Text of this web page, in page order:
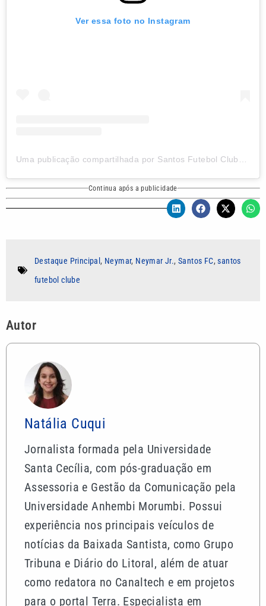
Ver essa foto no Instagram
Uma publicação compartilhada por Santos Futebol Clube (@santosfc)
Continua após a publicidade
Destaque Principal , Neymar, Neymar Jr.,Santos FC,santos
futebol clube
Autor
Natália Cuqui
Jornalista formada pela Universidade
Santa Cecília, com pós-graduação em
Assessoria e Gestão da Comunicação pela
Universidade Anhembi Morumbi. Possui
experiência nos principais veículos de
notícias da Baixada Santista, como Grupo
Tribuna e Diário do Litoral, além de atuar
como redatora no Canaltech e em projetos
para o portal Terra. Especialista em